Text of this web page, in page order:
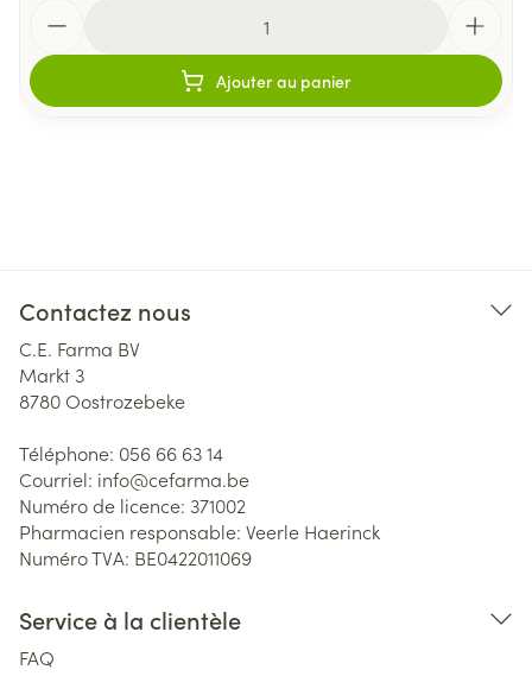
Ajouter au panier
Contactez nous
C.E. Farma BV
Markt 3
8780Oostrozebeke
Téléphone: 056 66 63 14
Courriel: info@cefarma.be
Numéro de licence: 371002
Pharmacien responsable: Veerle Haerinck
Numéro TVA: BE0422011069
Service à la clientèle
FAQ